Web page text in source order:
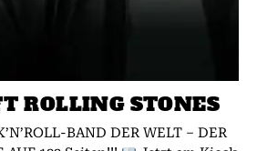
ROLLING STONES
BAND DER WELT – DER